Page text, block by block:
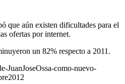
que aún existen dificultades para el
ofertas por internet.
un 82% respecto a 2011.